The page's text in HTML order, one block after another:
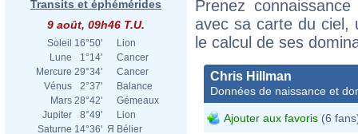
Transits et éphémérides
9 août, 09h46 T.U.
Soleil 16°50'
Lion
Lune
1°14'
Cancer
Mercure 29°34'
Cancer
Vénus
2°37'
Balance
Mars 28°42'
Gémeaux
Jupiter
8°49'
Lion
Saturne 14°36' Я Bélier
Prenez
avec sa carte du ciel,
le calcul de ses
Chris Hillman
Données de naissance et
Ajouter aux favoris (6